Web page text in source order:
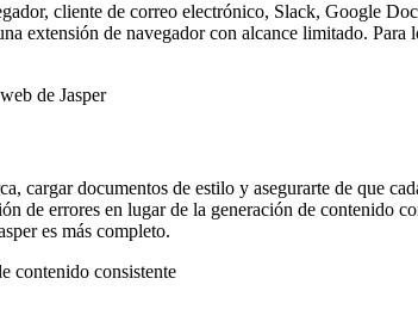
cliente de correo electrónico, Slack, Google
extensión de navegador con alcance limitado.
de Jasper
cargar documentos de estilo y asegurarte de que
de errores en lugar de la generación de contenido
es más completo.
contenido consistente